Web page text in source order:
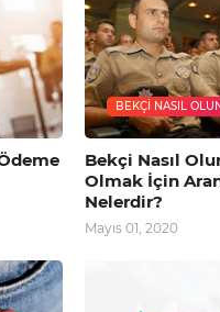
BEKÇI NASIL
Bekçi Nasıl
Olmak İçin
Nelerdir?
Mayıs 01, 2020